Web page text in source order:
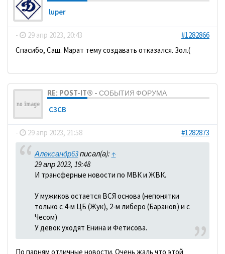
luper
- 29 апр 2023, 20:43
#1282866
Спасибо, Саш. Марат тему создавать отказался. Зол.(
RE: POST-IT® - СОБЫТИЯ ФОРУМА
C3CB
- 29 апр 2023, 21:58 #1282873
Александр63писал(а): ↑
29 апр 2023, 19:48
И трансферные новости по МВК и ЖВК.
У мужиков остается ВСЯ основа (непонятки
только с 4-м ЦБ (Жук), 2-м либеро (Баранов) и с
Чесом)
У девок уходят Енина и Фетисова.
По парням отличные новости. Очень жаль что этой